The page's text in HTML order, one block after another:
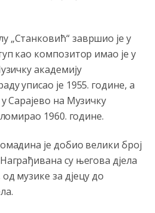
„Станковић“ завршио је у
као композитор имао је у
академију
уписао је 1955. године, а
Сарајево на Музичку
1960. године.
је добио велики број
су његова д‌јела
музике за д‌јецу до
5:23
9:55
dokle smo doš
svjetski dan semafora.